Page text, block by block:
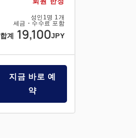
성인 1명 1개
세금・수수료 포함
합계 19,100JPY
지금 바로 예
약